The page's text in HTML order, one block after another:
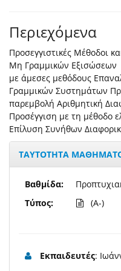
Περιεχόμενα
Προσεγγιστικές Μέθοδοι
Μη Γραμμικών Εξισώσεων
με άμεσες μεθόδους
Γραμμικών Συστημάτων
παρεμβολή Αριθμητική
Προσέγγιση με τη μέθοδο
Επίλυση Συνήθων
ΤΑΥΤΟΤΗΤΑ
Βαθμίδα:
Τύπος:
(A-)
Εκπαιδευτές: